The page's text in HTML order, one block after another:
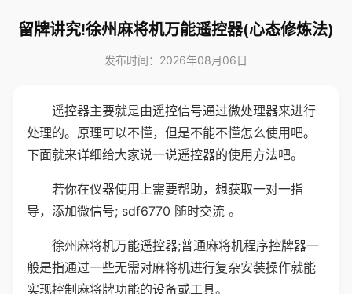
留牌讲究!徐州麻将机万能遥控器(心态修炼法)
发布时间：2026年08月06日
遥控器主要就是由遥控信号通过微处理器来进行
处理的。原理可以不懂，但是不能不懂怎么使用吧。
下面就来详细给大家说一说遥控器的使用方法吧。
若你在仪器使用上需要帮助，想获取一对一指
导，添加微信号; sdf6770 随时交流 。
徐州麻将机万能遥控器;普通麻将机程序控牌器一
般是指通过一些无需对麻将机进行复杂安装操作就能
实现控制麻将牌功能的设备或工具。